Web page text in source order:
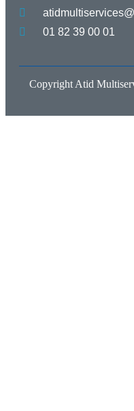
01 82 39 00 01
Copyright Atid